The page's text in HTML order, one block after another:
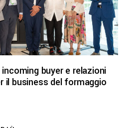
buyer e relazioni
il business del formaggio